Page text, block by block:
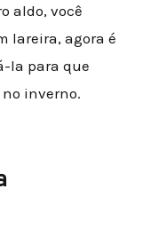
aldo, você
lareira, agora é
la para que
inverno.